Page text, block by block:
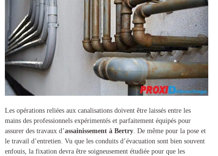
Les opérations reliées aux canalisations doivent être laissés entre les
mains des professionnels expérimentés et parfaitement équipés pour
assurer des travaux d’assainissement à Bertry. De même pour la pose et
le travail d’entretien. Vu que les conduits d’évacuation sont bien souvent
enfouis, la fixation devra être soigneusement étudiée pour que les